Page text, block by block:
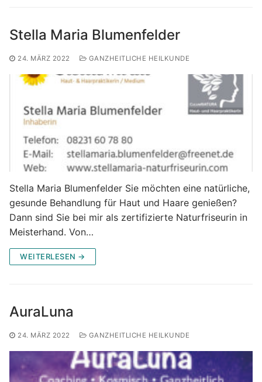
Stella Maria Blumenfelder
24. MÄRZ 2022 GANZHEITLICHE HEILKUNDE
Stella Maria Blumenfelder Sie möchten eine natürliche,
gesunde Behandlung für Haut und Haare genießen?
Dann sind Sie bei mir als zertifizierte Naturfriseurin in
Meisterhand. Von…
WEITERLESEN →
AuraLuna
24. MÄRZ 2022 GANZHEITLICHE HEILKUNDE